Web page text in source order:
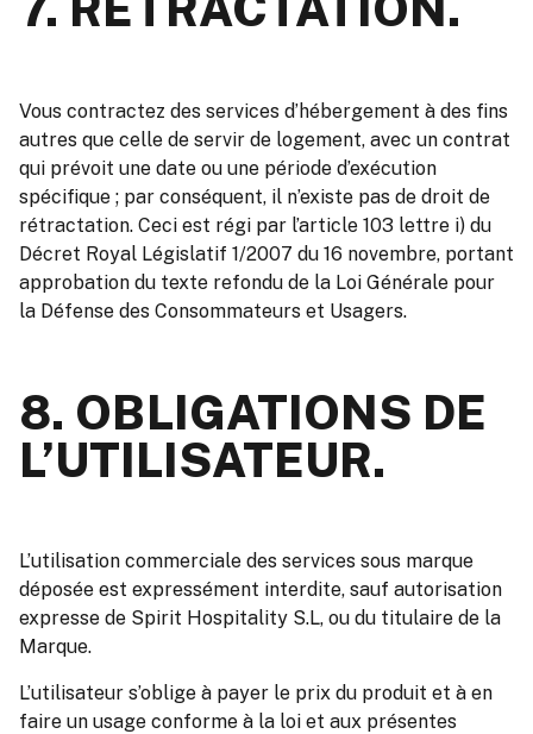
Vous contractez des services d’hébergement à des fins
autres que celle de servir de logement, avec un contrat
qui prévoit une date ou une période d’exécution
spécifique ; par conséquent, il n’existe pas de droit de
rétractation. Ceci est régi par l’article 103 lettre i) du
Décret Royal Législatif 1/2007 du 16 novembre, portant
approbation du texte refondu de la Loi Générale pour
la Défense des Consommateurs et Usagers.
8. OBLIGATIONS DE
L’UTILISATEUR.
L’utilisation commerciale des services sous marque
déposée est expressément interdite, sauf autorisation
expresse de Spirit Hospitality S.L, ou du titulaire de la
Marque.
L’utilisateur s’oblige à payer le prix du produit et à en
faire un usage conforme à la loi et aux présentes